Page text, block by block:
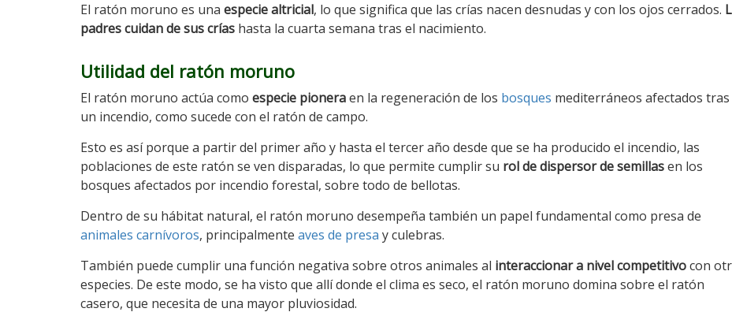
El ratón moruno es una especie altricial, lo que significa que las crías nacen desnudas y con los ojos cerrados.
padres cuidan de sus crías hasta la cuarta semana tras el nacimiento.
Utilidad del ratón moruno
El ratón moruno actúa como especie pioneraen la regeneración de los bosques mediterráneos afectados tras
un incendio, como sucede con el ratón de campo.
Esto es así porque a partir del primer año y hasta el tercer año desde que se ha producido el incendio, las
poblaciones de este ratón se ven disparadas, lo que permite cumplir su rol de dispersor de semillasen los
bosques afectados por incendio forestal, sobre todo de bellotas.
Dentro de su hábitat natural, el ratón moruno desempeña también un papel fundamental como presa de
animales carnívoros, principalmente aves de presa y culebras.
También puede cumplir una función negativa sobre otros animales al interaccionar a nivel competitivocon
especies. De este modo, se ha visto que allí donde el clima es seco, el ratón moruno domina sobre el ratón
casero, que necesita de una mayor pluviosidad.